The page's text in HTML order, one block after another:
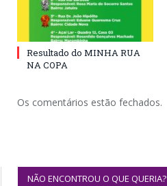
Resultado do MINHA RUA
NA COPA
Os comentários estão fechados.
NÃO ENCONTROU O QUE QUERIA?